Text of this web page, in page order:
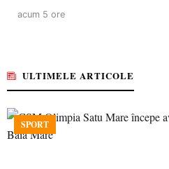
acum 5 ore
ULTIMELE ARTICOLE
SPORT